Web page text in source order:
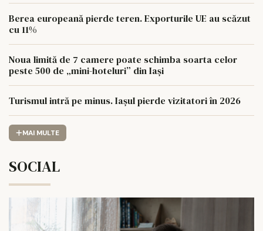
Berea europeană pierde teren. Exporturile UE au scăzut
cu 11%
Noua limită de 7 camere poate schimba soarta celor
peste 500 de „mini-hoteluri” din Iași
Turismul intră pe minus. Iașul pierde vizitatori în 2026
MAI MULTE
SOCIAL